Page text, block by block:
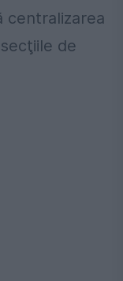
centralizarea
de